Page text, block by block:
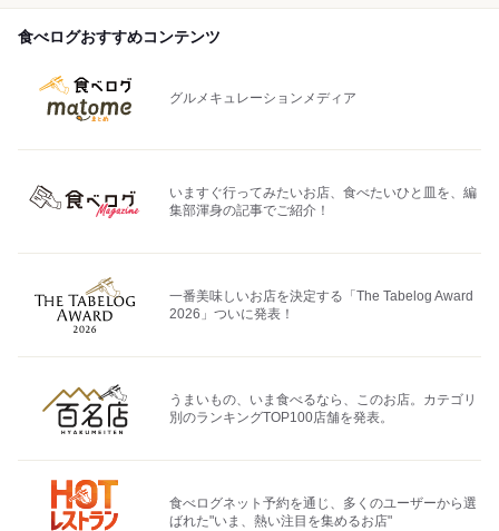
食べログおすすめコンテンツ
グルメキュレーションメディア
いますぐ行ってみたいお店、食べたいひと皿を、編
集部渾身の記事でご紹介！
一番美味しいお店を決定する「The Tabelog Award
2026」ついに発表！
うまいもの、いま食べるなら、このお店。カテゴリ
別のランキングTOP100店舗を発表。
食べログネット予約を通じ、多くのユーザーから選
ばれた"いま、熱い注目を集めるお店"